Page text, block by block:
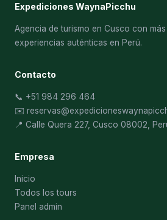
Expediciones WaynaPicchu
Agencia de turismo en Cusco con
experiencias auténticas en Perú.
Contacto
📞 +51 984 296 464
✉️
📍 Calle Quera 227, Cusco 08002,
Empresa
Inicio
Todos los tours
Panel admin